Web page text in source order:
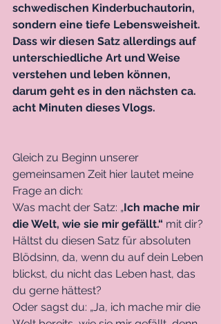
schwedischen Kinderbuchautorin,
sondern eine tiefe Lebensweisheit.
Dass wir diesen Satz allerdings auf
unterschiedliche Art und Weise
verstehen und leben können,
darum geht es in den nächsten ca.
acht Minuten dieses Vlogs.
Gleich zu Beginn unserer
gemeinsamen Zeit hier lautet meine
Frage an dich:
Was macht der Satz: „Ich mache mir
die Welt, wie sie mir gefällt.“ mit dir?
Hältst du diesen Satz für absoluten
Blödsinn, da, wenn du auf dein Leben
blickst, du nicht das Leben hast, das
du gerne hättest?
Oder sagst du: „Ja, ich mache mir die